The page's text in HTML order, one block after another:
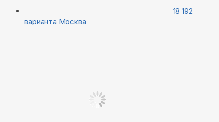
18 192
варианта Москва